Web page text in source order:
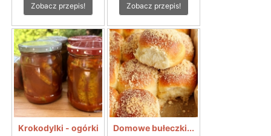
Zobacz przepis! Zobacz przepis!
Krokodylki - ogórki
Domowe bułeczki...